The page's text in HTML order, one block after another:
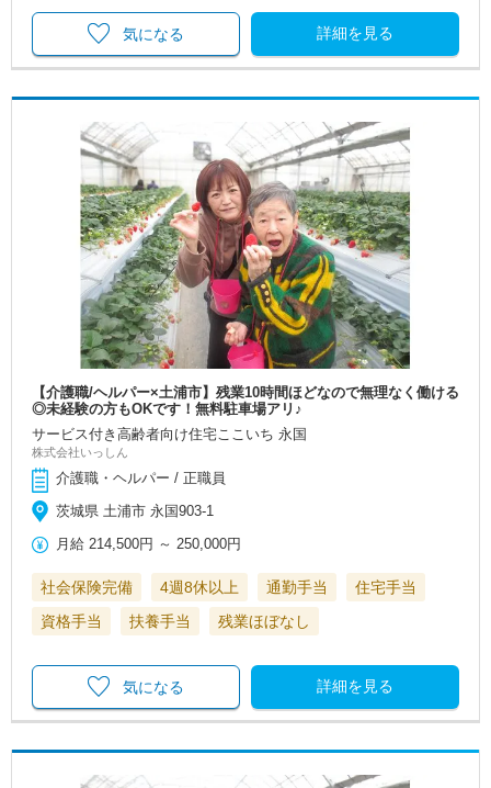
詳細を見る
気になる
【介護職/ヘルパー×土浦市】残業10時間ほどなので無理なく働ける
◎未経験の方もOKです！無料駐車場アリ♪
サービス付き高齢者向け住宅ここいち 永国
株式会社いっしん
介護職・ヘルパー / 正職員
茨城県 土浦市 永国903-1
月給 214,500円 ～250,000円
社会保険完備 4週8休以上 通勤手当
住宅手当
資格手当
扶養手当 残業ほぼなし
詳細を見る
気になる